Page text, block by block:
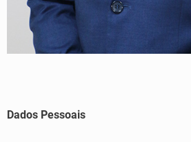
Dados Pessoais